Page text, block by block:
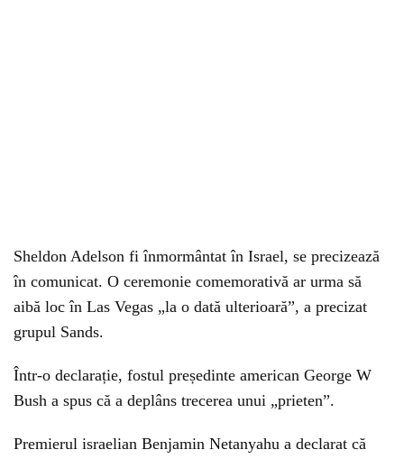
Sheldon Adelson fi înmormântat în Israel, se precizează
în comunicat. O ceremonie comemorativă ar urma să
aibă loc în Las Vegas „la o dată ulterioară”, a precizat
grupul Sands.
Într-o declarație, fostul președinte american George W
Bush a spus că a deplâns trecerea unui „prieten”.
Premierul israelian Benjamin Netanyahu a declarat că